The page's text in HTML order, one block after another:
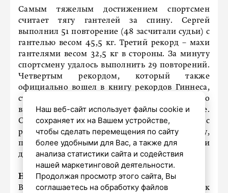
Самым тяжелым достижением спортсмен
считает тягу гантелей за спину. Сергей
выполнил 51 повторение (48 засчитали судьи) с
гантелью весом 45,5 кг. Третий рекорд – махи
гантелями весом 32,5 кг в стороны. За минуту
спортсмену удалось выполнить 29 повторений.
Четвертым рекордом, который также
официально вошел в книгу рекордов Гиннеса,
стало точно такое же упражнение, но
выполненное в положении стоя на фитболе.
Среди рекордов Сергея – приседания с
рюкзаком весом 100, 80 и 60 фунтов за минуту,
приседания с отягощением с прыжком и
другие.
Новые цели
В настоящий момент Сергей готовится к
Наш веб-сайт использует файлы cookie и
сохраняет их на Вашем устройстве,
чтобы сделать перемещения по сайту
более удобными для Вас, а также для
анализа статистики сайта и содействия
нашей маркетинговой деятельности.
Продолжая просмотр этого сайта, Вы
соглашаетесь на обработку файлов